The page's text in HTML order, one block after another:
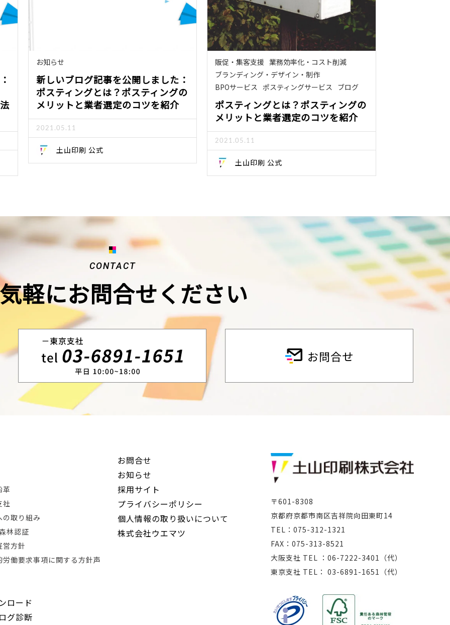
お知らせ
新しいブログ記事を公開しました：
ポスティングとは？ポスティングの
メリットと業者選定のコツを紹介
2021.05.11
土山印刷 公式
販促・集客支援 業務効率化・コスト削減
ブランディング・デザイン・制作
BPOサービス ポスティングサービス ブログ
ポスティングとは？ポスティングの
メリットと業者選定のコツを紹介
2021.05.11
土山印刷 公式
CONTACT
軽にお問合せください
お問合せ
革
社
の取り組み
林認証
営方針
労働要求事項に関する方針声
ロード
グ診断
お問合せ
お知らせ
採用サイト
プライバシーポリシー
個人情報の取り扱いについて
株式会社ウエマツ
〒601-8308
京都府京都市南区吉祥院向田東町14
TEL：075-312-1321
FAX：075-313-8521
大阪支社 TEL ：06-7222-3401（代）
東京支社 TEL： 03-6891-1651（代）